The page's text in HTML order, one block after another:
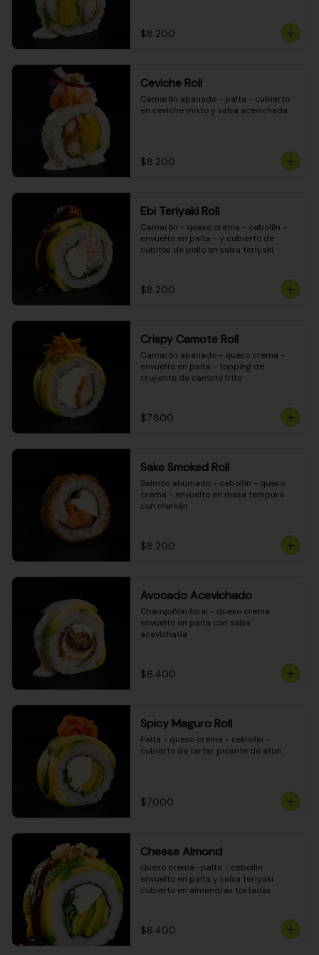
$8.200
Ceviche Roll
Camarón apanado - palta - cubierto
en ceviche mixto y salsa acevichada
$8.200
Ebi Teriyaki Roll
Camarón - queso crema - cebollín -
envuelto en palta - y cubierto de
cubitos de pollo en salsa teriyaki
$8.200
Crispy Camote Roll
Camarón apanado - queso crema -
envuelto en palta - topping de
crujiente de camote frito
$7.800
Sake Smoked Roll
Salmón ahumado - cebollín - queso
crema - envuelto en masa tempura
con merkén
$8.200
Avocado Acevichado
Champiñón furai - queso crema
envuelto en palta con salsa
acevichada
$6.400
Spicy Maguro Roll
Palta - queso crema - cebollín -
cubierto de tartar picante de atún
$7.000
Cheese Almond
Queso crema- palta - cebollín
envuelto en palta y salsa teriyaki
cubierto en almendras tostadas
$6.400